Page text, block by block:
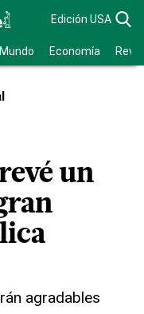
Edición USA
Mundo Economía
un
agradables